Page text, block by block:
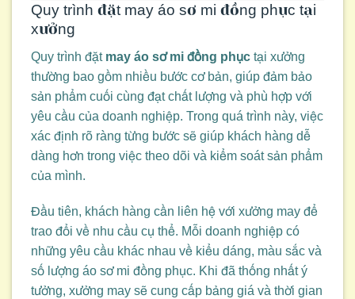
Quy trình đặt may áo sơ mi đồng phục tại
xưởng
Quy trình đặt may áo sơ mi đồng phục tại xưởng
thường bao gồm nhiều bước cơ bản, giúp đảm bảo
sản phẩm cuối cùng đạt chất lượng và phù hợp với
yêu cầu của doanh nghiệp. Trong quá trình này, việc
xác định rõ ràng từng bước sẽ giúp khách hàng dễ
dàng hơn trong việc theo dõi và kiểm soát sản phẩm
của mình.
Đầu tiên, khách hàng cần liên hệ với xưởng may để
trao đổi về nhu cầu cụ thể. Mỗi doanh nghiệp có
những yêu cầu khác nhau về kiểu dáng, màu sắc và
số lượng áo sơ mi đồng phục. Khi đã thống nhất ý
tưởng, xưởng may sẽ cung cấp bảng giá và thời gian